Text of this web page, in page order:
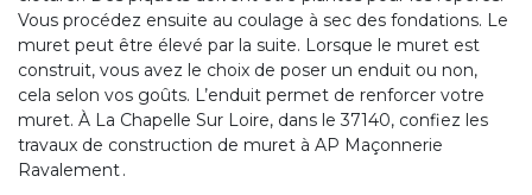
Vous procédez ensuite au coulage à sec des fondations. Le
muret peut être élevé par la suite. Lorsque le muret est
construit, vous avez le choix de poser un enduit ou non,
cela selon vos goûts. L’enduit permet de renforcer votre
muret. À La Chapelle Sur Loire, dans le 37140, confiez les
travaux de construction de muret à AP Maçonnerie
Ravalement .